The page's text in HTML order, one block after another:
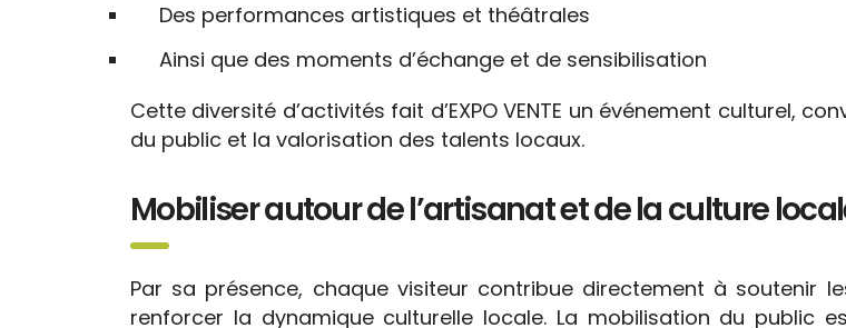
Des performances artistiques et théâtrales
Ainsi que des moments d’échange et de sensibilisation
Cette diversité d’activités fait d’EXPO VENTE un événement culturel,
du public et la valorisation des talents locaux.
Mobiliser autour de l’artisanat et de la culture
Par sa présence, chaque visiteur contribue directement à soutenir
renforcer la dynamique culturelle locale. La mobilisation du